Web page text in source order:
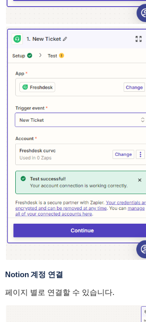
Notion 계정 연결
페이지 별로 연결할 수 있습니다.